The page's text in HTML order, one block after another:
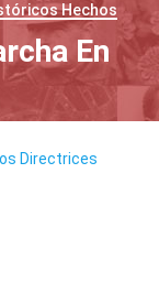
Hechos
En
Directrices